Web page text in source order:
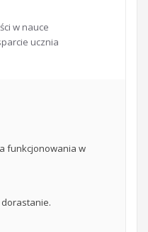
w nauce
ucznia
funkcjonowania w
dorastanie.